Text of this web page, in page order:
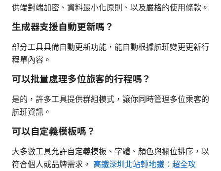
供端對端加密、資料最小化原則、以及嚴格的使用條款。
生成器支援自動更新嗎？
部分工具具備自動更新功能，能自動根據航班變更更新行
程單內容。
可以批量處理多位旅客的行程嗎？
是的，許多工具提供群組模式，讓你同時管理多位乘客的
航班資訊。
可以自定義模板嗎？
大多數工具允許自定義模板、字體、顏色與欄位排序，以
符合個人或品牌需求。 高鐵深圳北站轉地鐵：超全攻